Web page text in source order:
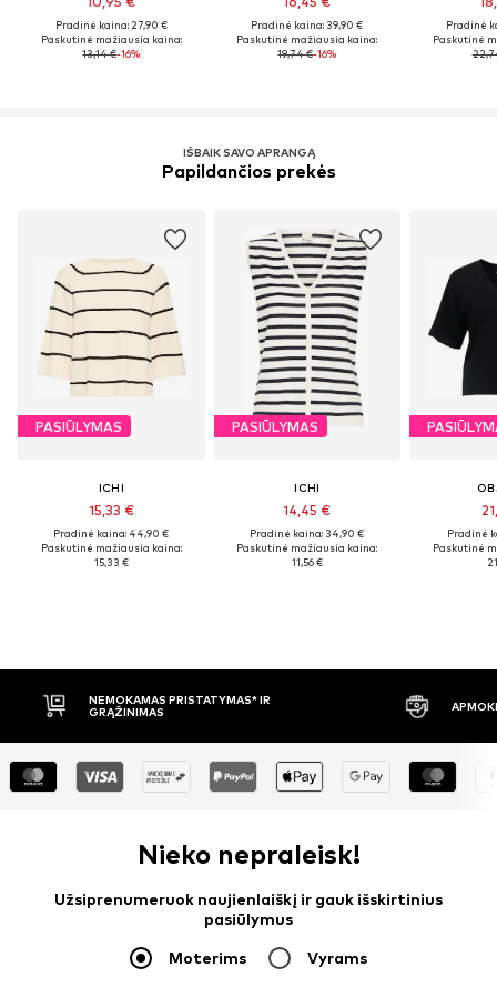
Pradinė kaina: 27,90 €
Paskutinė mažiausia kaina:
13,14 €-16%
Pradinė kaina: 39,90 €
Paskutinė mažiausia kaina:
19,74 €-16%
Pradinė
Paskutinė
IŠBAIK SAVO APRANGĄ
Papildančios prekės
PASIŪLYMAS
ICHI
15,33 €
Pradinė kaina: 44,90 €
Paskutinė mažiausia kaina:
15,33 €
PASIŪLYMAS
ICHI
14,45 €
Pradinė kaina: 34,90 €
Paskutinė mažiausia kaina:
11,56 €
Pradinė
Paskutinė
APMOKĖJIMAS PRISTAČIUS 30 DIENŲ
Nieko nepraleisk!
Užsiprenumeruok naujienlaiškį ir gauk išskirtinius
pasiūlymus
Moterims Vyrams